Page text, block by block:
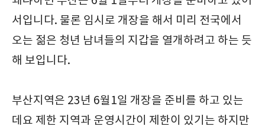
서입니다. 물론 임시로 개장을 해서 미리 전국에서
오는 젊은 청년 남녀들의 지갑을 열개하려고 하는 듯
해 보입니다.
부산지역은 23년 6월1일 개장을 준비를 하고 있는
데요 제한 지역과 운영시간이 제한이 있기는 하지만